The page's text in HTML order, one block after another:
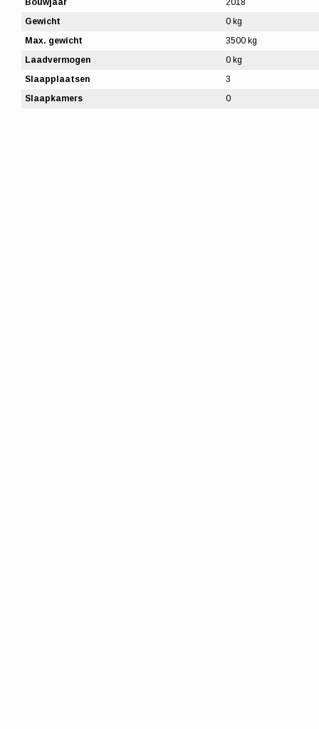
Bouwjaar
2018
Gewicht
0 kg
Max. gewicht
3500 kg
Laadvermogen
0 kg
Slaapplaatsen
3
Slaapkamers
0